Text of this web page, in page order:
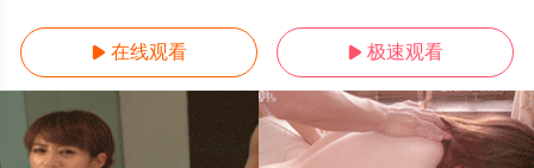
 在线观看  极速观看